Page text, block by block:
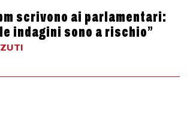
scrivono ai parlamentari:
indagini sono a rischio”